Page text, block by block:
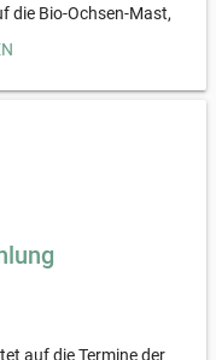
die Bio-Ochsen-Mast,
wachsendes
und hat, da die
einen besonders
langsam wachsende
der Weide gehalten
hat die Stall-Hygiene,
hohen Stellenwert.
am Hof hin und
auf die Termine der